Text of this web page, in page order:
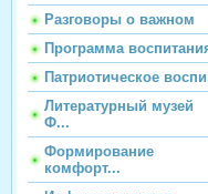
Разговоры о важном
Программа
Патриотическое
Литературный музей
Ф...
Формирование
комфорт...